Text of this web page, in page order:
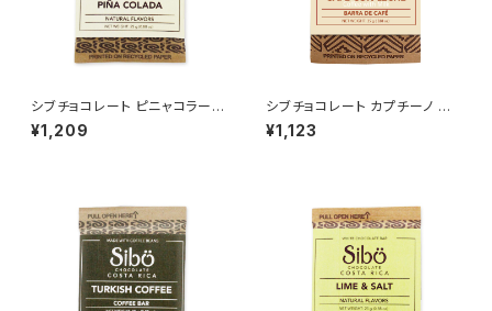
シブチョコレート ピニャコラーダ
ホワイトチョコレートバー 25g
SibuChocolate
¥1,209
シブチョコレート カプチーノ チ
ョコレートバー 25g SibuChoc
olate
¥1,123